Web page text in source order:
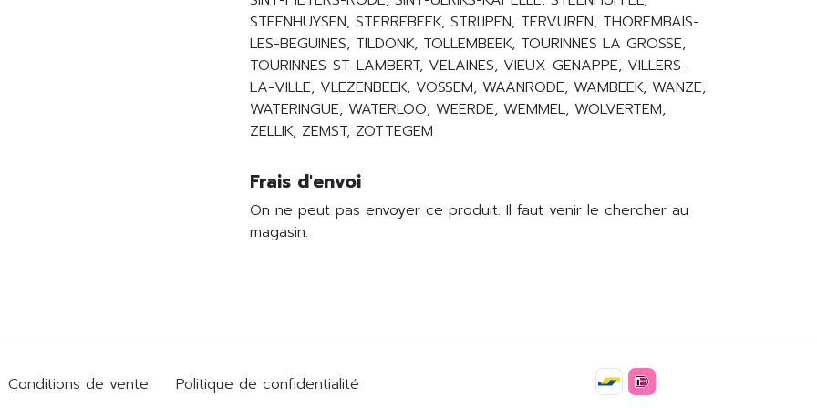
STEENHUYSEN, STERREBEEK, STRIJPEN, TERVUREN, THOREMBAIS-
LES-BEGUINES, TILDONK, TOLLEMBEEK, TOURINNES LA GROSSE,
TOURINNES-ST-LAMBERT, VELAINES, VIEUX-GENAPPE, VILLERS-
LA-VILLE, VLEZENBEEK, VOSSEM, WAANRODE, WAMBEEK, WANZE,
WATERINGUE, WATERLOO, WEERDE, WEMMEL, WOLVERTEM,
ZELLIK, ZEMST, ZOTTEGEM
Frais d'envoi
On ne peut pas envoyer ce produit. Il faut venir le chercher au
magasin.
Conditions de vente Politique de confidentialité